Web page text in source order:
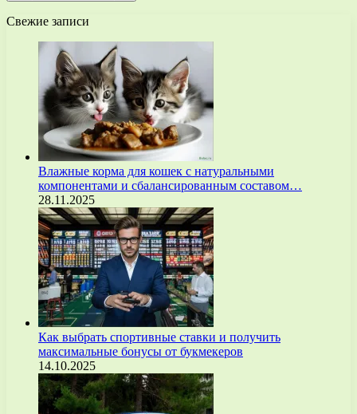
Свежие записи
Влажные корма для кошек с натуральными
компонентами и сбалансированным составом…
28.11.2025
Как выбрать спортивные ставки и получить
максимальные бонусы от букмекеров
14.10.2025